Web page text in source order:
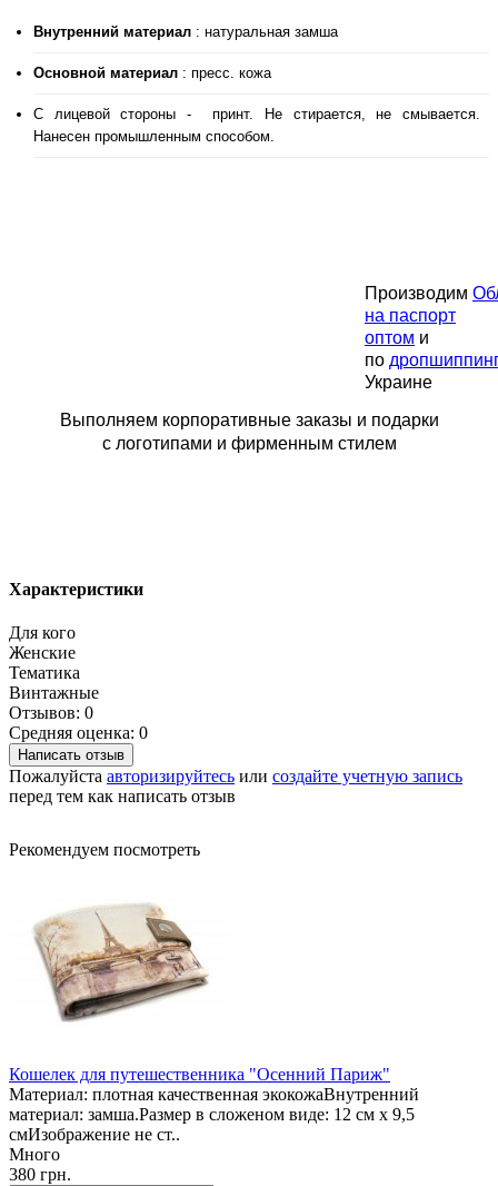
Внутренний материал : натуральная замша
Основной материал : пресс. кожа
С лицевой стороны - принт. Не стирается, не смывается.
Нанесен промышленным способом.
Производим
на паспорт
оптом и
по
Украине
Выполняем корпоративные заказы и подарки
с логотипами и фирменным стилем
Характеристики
Для кого
Женские
Тематика
Винтажные
Отзывов: 0
Средняя оценка: 0
Написать отзыв
Пожалуйста авторизируйтесь или создайте учетную запись
перед тем как написать отзыв
Рекомендуем посмотреть
Кошелек для путешественника "Осенний Париж"
Материал: плотная качественная экокожаВнутренний
материал: замша.Размер в сложеном виде: 12 см х 9,5
смИзображение не ст..
Много
380 грн.